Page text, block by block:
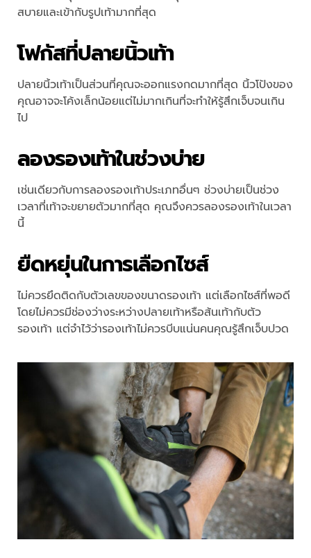
สบายและเข้ากับรูปเท้ามากที่สุด
โฟกัสที่ปลายนิ้วเท้า
ปลายนิ้วเท้าเป็นส่วนที่คุณจะออกแรงกดมากที่สุด นิ้วโป้งของ
คุณอาจจะโค้งเล็กน้อยแต่ไม่มากเกินที่จะทำให้รู้สึกเจ็บจนเกิน
ไป
ลองรองเท้าในช่วงบ่าย
เช่นเดียวกับการลองรองเท้าประเภทอื่นๆ ช่วงบ่ายเป็นช่วง
เวลาที่เท้าจะขยายตัวมากที่สุด คุณจึงควรลองรองเท้าในเวลา
นี้
ยืดหยุ่นในการเลือกไซส์
ไม่ควรยึดติดกับตัวเลขของขนาดรองเท้า แต่เลือกไซส์ที่พอดี
โดยไม่ควรมีช่องว่างระหว่างปลายเท้าหรือส้นเท้ากับตัว
รองเท้า แต่จำไว้ว่ารองเท้าไม่ควรบีบแน่นคนคุณรู้สึกเจ็บปวด